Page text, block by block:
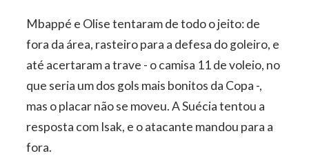
Mbappé e Olise tentaram de todo o jeito: de
fora da área, rasteiro para a defesa do goleiro, e
até acertaram a trave - o camisa 11 de voleio, no
que seria um dos gols mais bonitos da Copa -,
mas o placar não se moveu. A Suécia tentou a
resposta com Isak, e o atacante mandou para a
fora.